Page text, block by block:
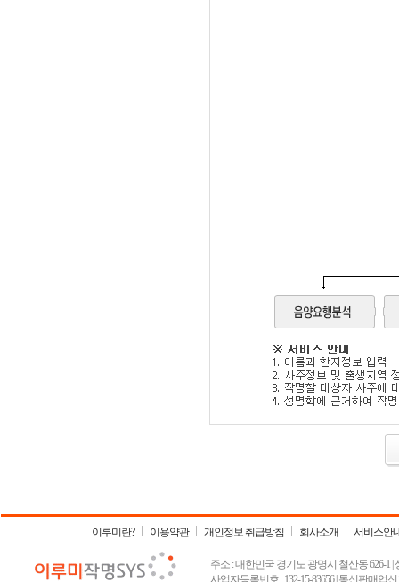
이루미란? 이용약관 개인정보 취급방침 회사소개 서비스안
주소 : 대한민국 경기도 광명시 철산동 626-1 |
사업자등록번호 : 132-15-83656 | 통신판매업